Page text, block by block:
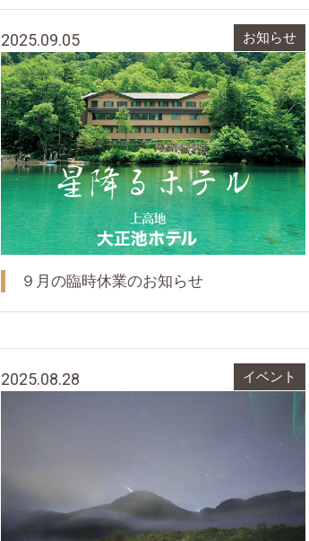
2025.09.05 お知らせ
９月の臨時休業のお知らせ
2025.08.28 イベント